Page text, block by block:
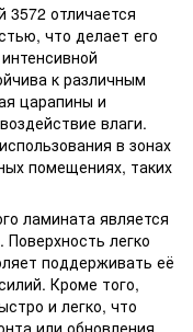
3572 отличается
что делает его
к различным
царапины и
влаги.
в зонах
помещениях, таких
ламината является
Поверхность легко
поддерживать её
Кроме того,
и легко, что
или обновления